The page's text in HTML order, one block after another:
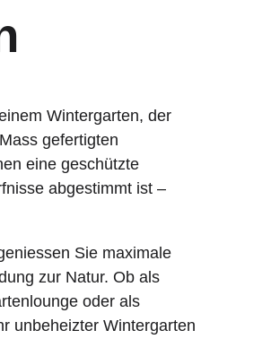
Wintergarten, der
gefertigten
eine geschützte
abgestimmt ist –
Sie maximale
zur Natur. Ob als
oder als
unbeheizter Wintergarten